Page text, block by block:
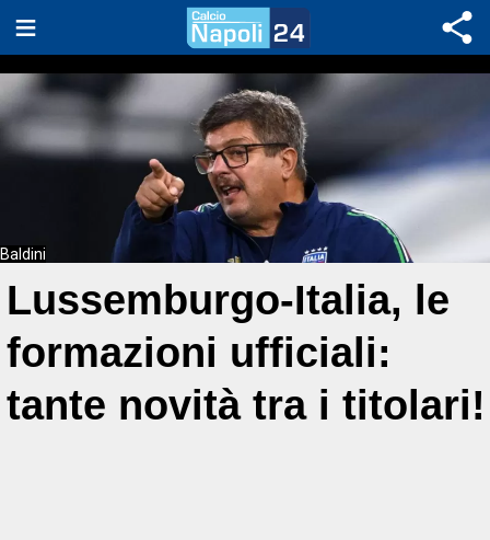
Baldini
Lussemburgo-Italia, le
formazioni ufficiali:
tante novità tra i titolari!